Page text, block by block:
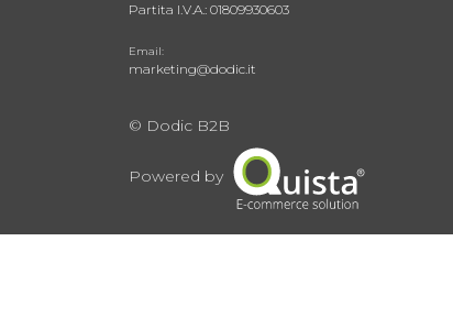
Partita I.V.A.: 01809930603
Email:
marketing@dodic.it
© Dodic B2B
Powered by